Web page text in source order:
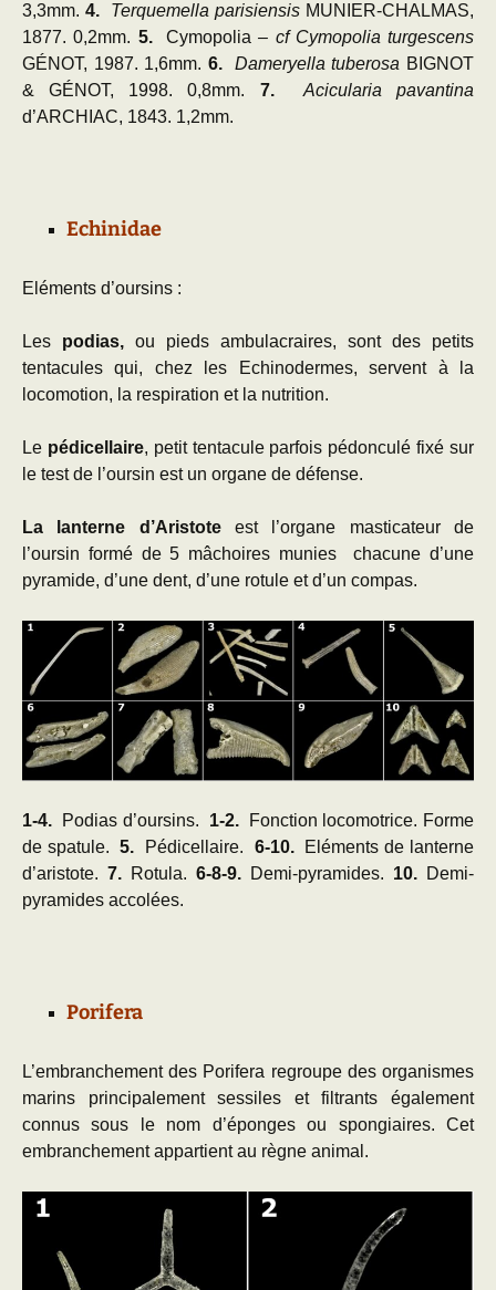
3,3mm. 4. Terquemella parisiensis MUNIER-CHALMAS,
1877. 0,2mm. 5. Cymopolia – cf Cymopolia turgescens
GÉNOT, 1987. 1,6mm. 6. Dameryella tuberosa BIGNOT
& GÉNOT, 1998. 0,8mm. 7.
Acicularia pavantina
d’ARCHIAC, 1843. 1,2mm.
Echinidae
Eléments d’oursins :
Les podias, ou pieds ambulacraires, sont des petits
tentacules qui, chez les Echinodermes, servent à la
locomotion, la respiration et la nutrition.
Le pédicellaire, petit tentacule parfois pédonculé fixé sur
le test de l’oursin est un organe de défense.
La lanterne d’Aristoteest l’organe masticateur de
l’oursin formé de 5 mâchoires munies chacune d’une
pyramide, d’une dent, d’une rotule et d’un compas.
1-4. Podias d’oursins. 1-2.Fonction locomotrice. Forme
de spatule.5. Pédicellaire. 6-10.Eléments de lanterne
d’aristote. 7. Rotula. 6-8-9. Demi-pyramides. 10. Demi-
pyramides accolées.
Porifera
L’embranchement des Porifera regroupe des organismes
marins principalement sessiles et filtrants également
connus sous le nom d’éponges ou spongiaires. Cet
embranchement appartient au règne animal.